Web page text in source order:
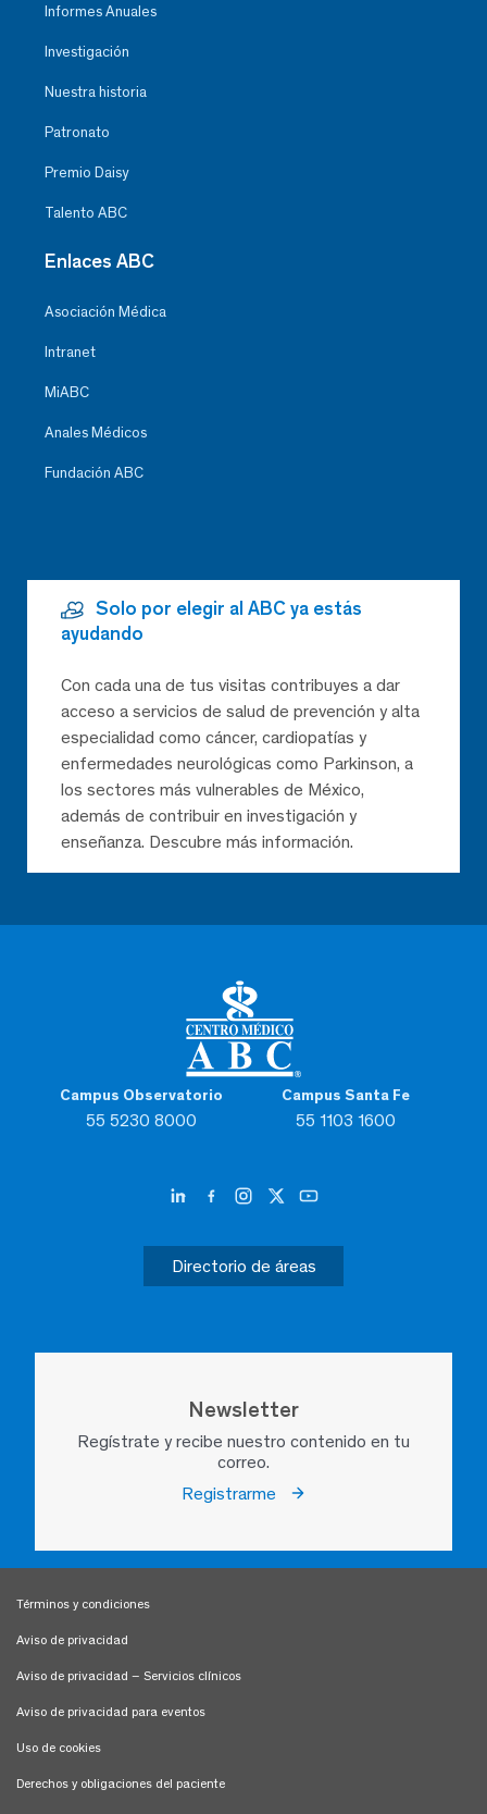
Campus Observatorio
55 5230 8000
Campus Santa Fe
55 1103 1600
Directorio de áreas
Newsletter
Regístrate y recibe nuestro contenido en tu
correo.
Registrarme
Informes Anuales
Investigación
Nuestra historia
Patronato
Premio Daisy
Talento ABC
Enlaces ABC
Asociación Médica
Intranet
MiABC
Anales Médicos
Fundación ABC
Solo por elegir al ABC ya estás
ayudando
Con cada una de tus visitas contribuyes a dar
acceso a servicios de salud de prevención y alta
especialidad como cáncer, cardiopatías y
enfermedades neurológicas como Parkinson, a
los sectores más vulnerables de México,
además de contribuir en investigación y
enseñanza. Descubre más información.
Términos y condiciones
Aviso de privacidad
Aviso de privacidad – Servicios clínicos
Aviso de privacidad para eventos
Uso de cookies
Derechos y obligaciones del paciente